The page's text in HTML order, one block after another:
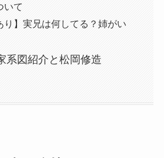
いて
り】実兄は何してる？姉がい
系図紹介と松岡修造